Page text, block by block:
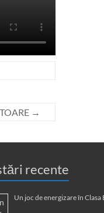
→
recente
Un joc de energizare în Clasa